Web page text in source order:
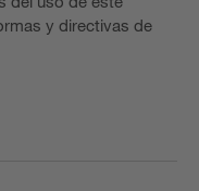
y directivas de